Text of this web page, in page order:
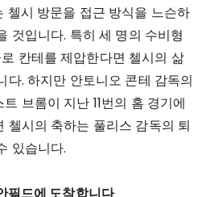
첼시 방문을 접근 방식을 느슨하
것입니다. 특히 세 명의 수비형
칸테를 제압한다면 첼시의 삶
다. 하지만 안토니오 콘테 감독의
브롬이 지난 11번의 홈 경기에
첼시의 축하는 풀리스 감독의 퇴
있습니다.
필드에 도착합니다